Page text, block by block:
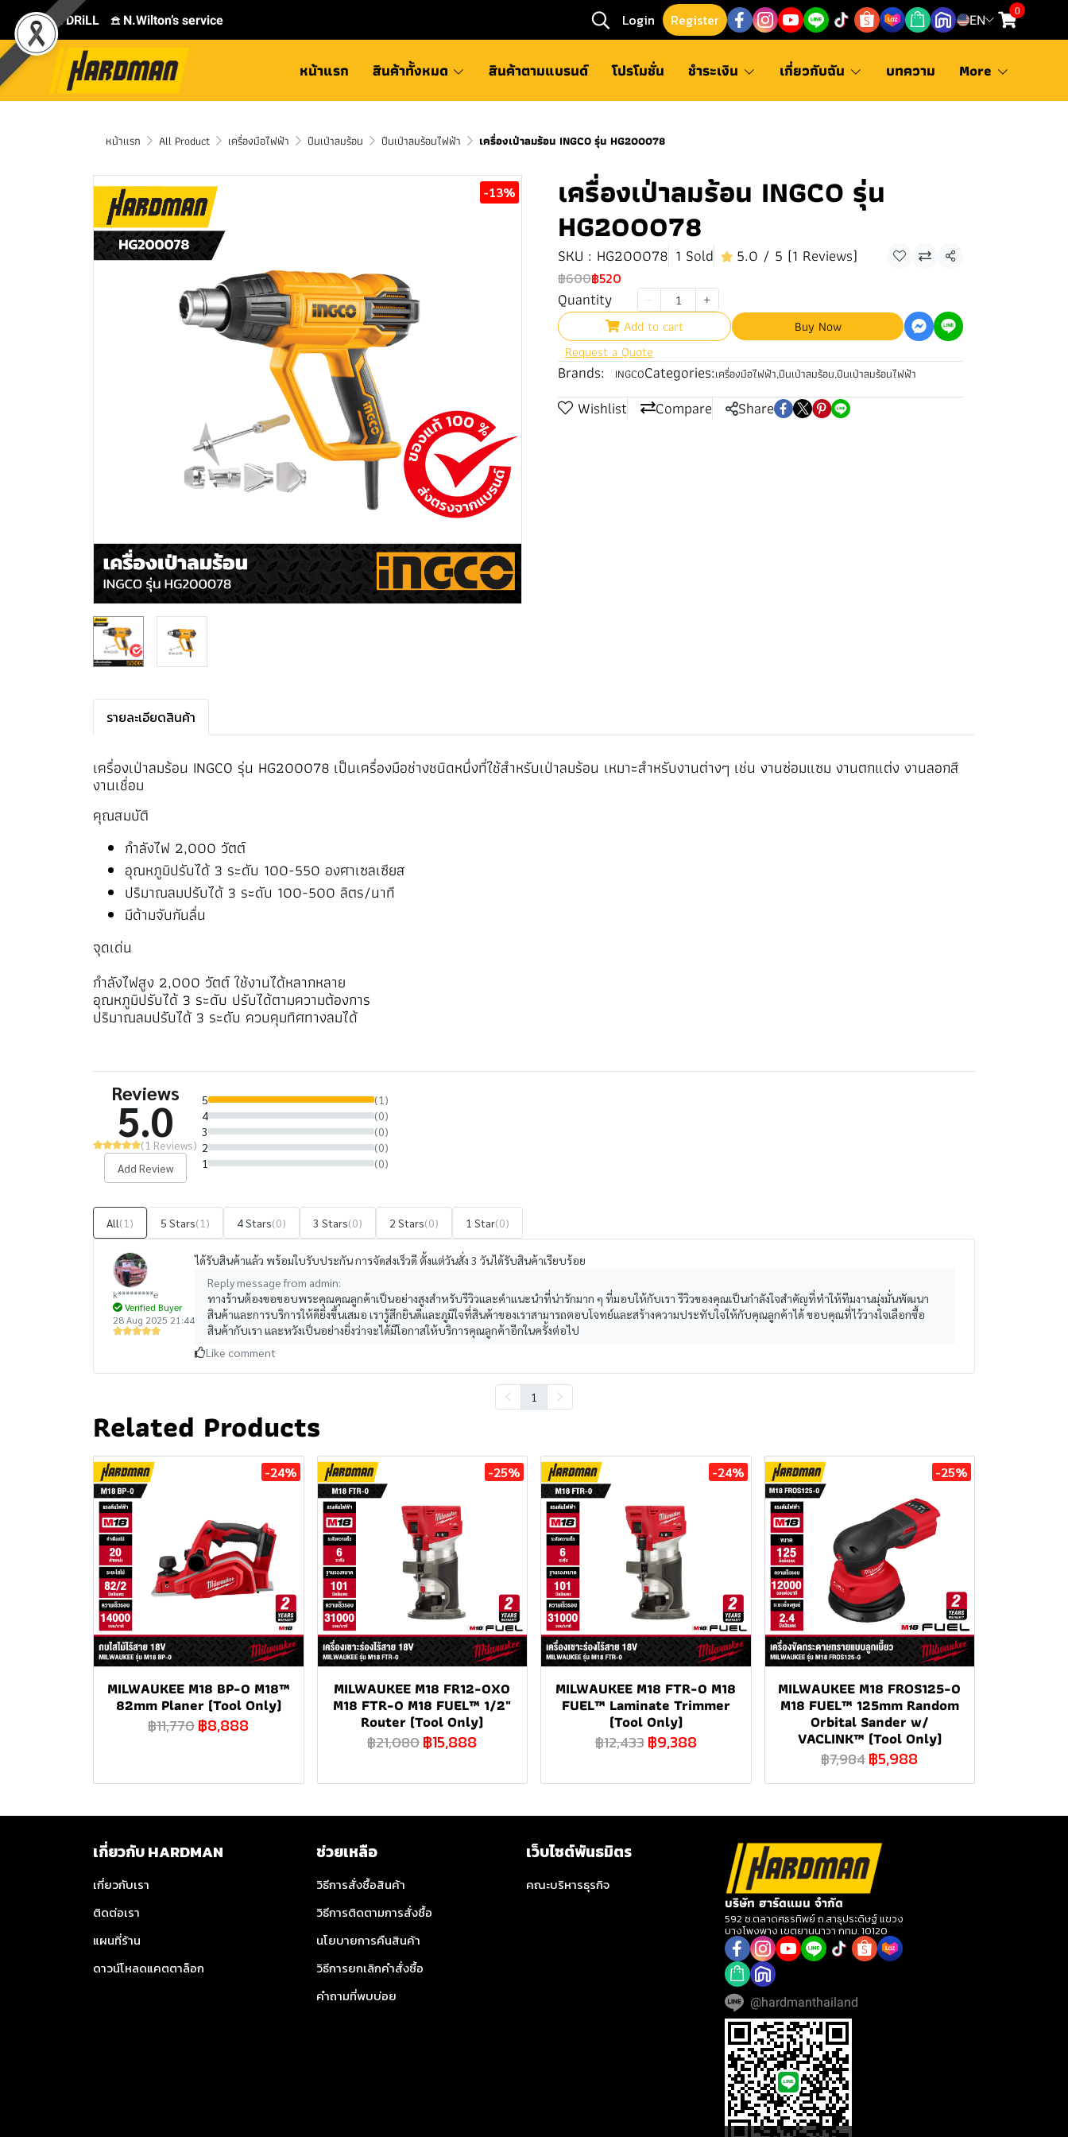
⛾ DRiLL 𖠿 N.Wilton’s service Login Register EN
0
หน้าแรก สินค้าทั้งหมด สินค้าตามแบรนด์ โปรโมชั่น ชำระเงิน เกี่ยวกับฉัน บทความ More
หน้าแรก All Product เครื่องมือไฟฟ้า ปืนเป่าลมร้อน ปืนเป่าลมร้อนไฟฟ้า เครื่องเป่าลมร้อน INGCO รุ่น HG200078
-13% เครื่องเป่าลมร้อน INGCO รุ่น
HG200078
SKU : HG200078 1 Sold 5.0 / 5 (1 Reviews) Share
฿600฿520
Quantity
Add to cart
Buy Now
Request a Quote
Brands: INGCOCategories:เครื่องมือไฟฟ้า,ปืนเป่าลมร้อน,ปืนเป่าลมร้อนไฟฟ้า
Wishlist Compare Share
รายละเอียดสินค้า
เครื่องเป่าลมร้อน INGCO รุ่น HG200078 เป็นเครื่องมือช่างชนิดหนึ่งที่ใช้สำหรับเป่าลมร้อน เหมาะสำหรับงานต่างๆ เช่น งานซ่อมแซม งานตกแต่ง งานลอกสี
งานเชื่อม
คุณสมบัติ
กำลังไฟ 2,000 วัตต์
อุณหภูมิปรับได้ 3 ระดับ 100-550 องศาเซลเซียส
ปริมาณลมปรับได้ 3 ระดับ 100-500 ลิตร/นาที
มีด้ามจับกันลื่น
จุดเด่น
กำลังไฟสูง 2,000 วัตต์ ใช้งานได้หลากหลาย
อุณหภูมิปรับได้ 3 ระดับ ปรับได้ตามความต้องการ
ปริมาณลมปรับได้ 3 ระดับ ควบคุมทิศทางลมได้
Reviews
5.0
(1 Reviews)
Add Review
1 (0)
2 (0)
3 (0)
4 (0)
5 (1)
All(1) 5 Stars(1) 4 Stars(0) 3 Stars(0) 2 Stars(0) 1 Star(0)
k*********e
Verified Buyer
28 Aug 2025 21:44
ได้รับสินค้าแล้ว พร้อมใบรับประกัน การจัดส่งเร็วดี ตั้งแต่วันสั่ง 3 วันได้รับสินค้าเรียบร้อย
Reply message from admin:
ทางร้านต้องขอขอบพระคุณคุณลูกค้าเป็นอย่างสูงสำหรับรีวิวและคำแนะนำที่น่ารักมาก ๆ ที่มอบให้กับเรา รีวิวของคุณเป็นกำลังใจสำคัญที่ทำให้ทีมงานมุ่งมั่นพัฒนา
สินค้าและการบริการให้ดียิ่งขึ้นเสมอ เรารู้สึกยินดีและภูมิใจที่สินค้าของเราสามารถตอบโจทย์และสร้างความประทับใจให้กับคุณลูกค้าได้ ขอบคุณที่ไว้วางใจเลือกซื้อ
สินค้ากับเรา และหวังเป็นอย่างยิ่งว่าจะได้มีโอกาสให้บริการคุณลูกค้าอีกในครั้งต่อไป
Like comment
1
Related Products
-24%
MILWAUKEE M18 BP-0 M18™
82mm Planer (Tool Only)
฿11,770฿8,888
-25%
MILWAUKEE M18 FR12-0X0
M18 FTR-0 M18 FUEL™ 1/2"
Router (Tool Only)
฿21,080฿15,888
-24%
MILWAUKEE M18 FTR-0 M18
FUEL™ Laminate Trimmer
(Tool Only)
฿12,433฿9,388
-25%
MILWAUKEE M18 FROS125-0
M18 FUEL™ 125mm Random
Orbital Sander w/
VACLINK™ (Tool Only)
฿7,984฿5,988
เกี่ยวกับ HARDMAN
เกี่ยวกับเรา
ติดต่อเรา
แผนที่ร้าน
ดาวน์โหลดแคตตาล็อก
ช่วยเหลือ
วิธีการสั่งซื้อสินค้า
วิธีการติดตามการสั่งซื้อ
นโยบายการคืนสินค้า
วิธีการยกเลิกคำสั่งซื้อ
คำถามที่พบบ่อย
เว็บไซต์พันธมิตร
คณะบริหารธุรกิจ
บริษัท ฮาร์ดแมน จำกัด
592 ซ.ตลาดศธรทิพย์ ถ.สาธุประดิษฐ์ แขวง
บางโพงพาง เขตยานนาวา กทม. 10120
@hardmanthailand